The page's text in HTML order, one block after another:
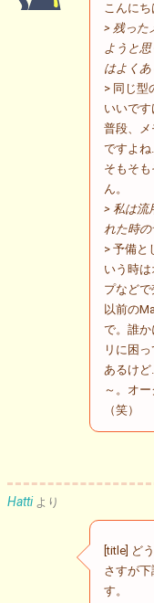
こんにち
> 残った
ようと
はよくあ
> 同じ型
いいです
普段、
ですよね
そもそ
ん。
> 私は流
れた時の
> 予備と
いう時
プなどで
以前の
で。誰
リに困
あるけ
～。オ
（笑）
Hatti より
[title] ど
さすが
す。